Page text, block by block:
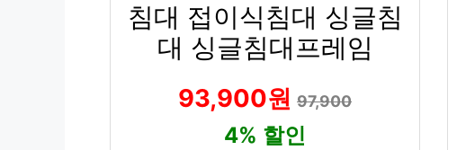
침대 접이식침대 싱글침
대 싱글침대프레임
93,900원 97,900
4% 할인